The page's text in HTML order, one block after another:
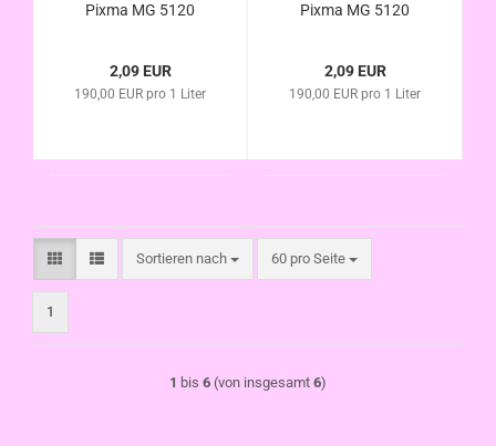
Pixma MG 5120
6120 6150 6170
6250 8120 8150
526
2,09 EUR
190,00 EUR pro 1 Liter
Pixma MG 5120
6120 6150 6170
6250 8120 8150
526
2,09 EUR
190,00 EUR pro 1 Liter
Sortieren nach
Sortieren nach 60 pro Seite
pro Seite
1
1 bis 6 (von insgesamt 6)